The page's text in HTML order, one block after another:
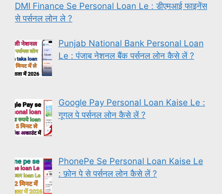
DMI Finance Se Personal Loan Le : डीएमआई फाइनेंस
से पर्सनल लोन ले ?
Punjab National Bank Personal Loan
Le : पंजाब नेशनल बैंक पर्सनल लोन कैसे लें ?
Google Pay Personal Loan Kaise Le :
गूगल पे पर्सनल लोन कैसे लें ?
PhonePe Se Personal Loan Kaise Le
: फ़ोन पे से पर्सनल लोन कैसे लें ?